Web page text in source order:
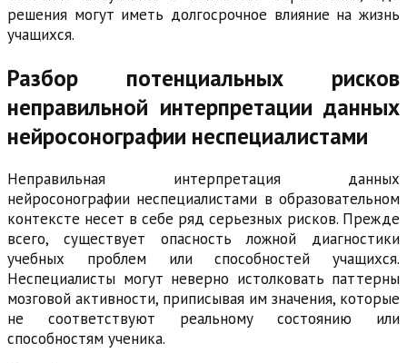
решения могут иметь долгосрочное влияние на жизнь
учащихся.
Разбор потенциальных рисков
неправильной интерпретации данных
нейросонографии неспециалистами
Неправильная интерпретация данных
нейросонографии неспециалистами в образовательном
контексте несет в себе ряд серьезных рисков. Прежде
всего, существует опасность ложной диагностики
учебных проблем или способностей учащихся.
Неспециалисты могут неверно истолковать паттерны
мозговой активности, приписывая им значения, которые
не соответствуют реальному состоянию или
способностям ученика.